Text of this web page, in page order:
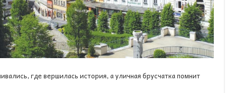
где вершилась история, а уличная брусчатка помнит